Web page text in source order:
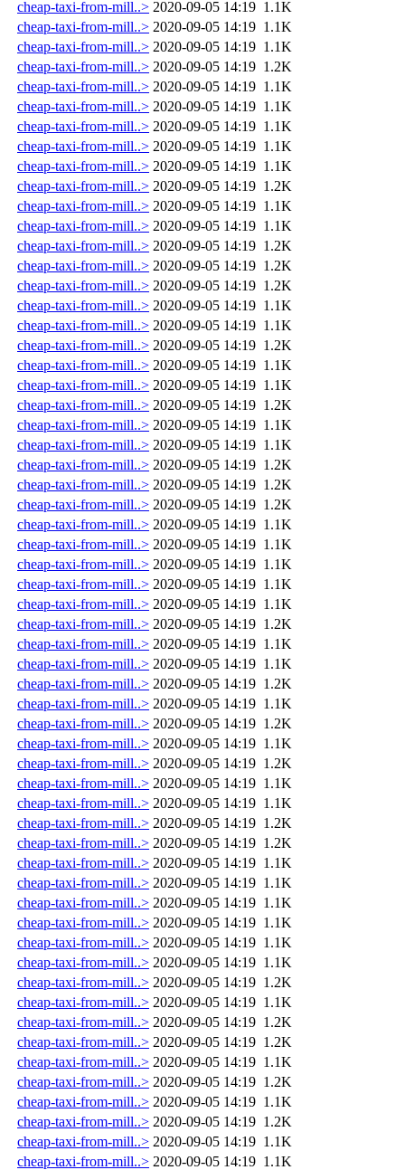
cheap-taxi-from-mill..> 2020-09-05 14:19 1.1K
cheap-taxi-from-mill..> 2020-09-05 14:19 1.1K
cheap-taxi-from-mill..> 2020-09-05 14:19 1.1K
cheap-taxi-from-mill..> 2020-09-05 14:19 1.2K
cheap-taxi-from-mill..> 2020-09-05 14:19 1.1K
cheap-taxi-from-mill..> 2020-09-05 14:19 1.1K
cheap-taxi-from-mill..> 2020-09-05 14:19 1.1K
cheap-taxi-from-mill..> 2020-09-05 14:19 1.1K
cheap-taxi-from-mill..> 2020-09-05 14:19 1.1K
cheap-taxi-from-mill..> 2020-09-05 14:19 1.2K
cheap-taxi-from-mill..> 2020-09-05 14:19 1.1K
cheap-taxi-from-mill..> 2020-09-05 14:19 1.1K
cheap-taxi-from-mill..> 2020-09-05 14:19 1.2K
cheap-taxi-from-mill..> 2020-09-05 14:19 1.2K
cheap-taxi-from-mill..> 2020-09-05 14:19 1.2K
cheap-taxi-from-mill..> 2020-09-05 14:19 1.1K
cheap-taxi-from-mill..> 2020-09-05 14:19 1.1K
cheap-taxi-from-mill..> 2020-09-05 14:19 1.2K
cheap-taxi-from-mill..> 2020-09-05 14:19 1.1K
cheap-taxi-from-mill..> 2020-09-05 14:19 1.1K
cheap-taxi-from-mill..> 2020-09-05 14:19 1.2K
cheap-taxi-from-mill..> 2020-09-05 14:19 1.1K
cheap-taxi-from-mill..> 2020-09-05 14:19 1.1K
cheap-taxi-from-mill..> 2020-09-05 14:19 1.2K
cheap-taxi-from-mill..> 2020-09-05 14:19 1.2K
cheap-taxi-from-mill..> 2020-09-05 14:19 1.2K
cheap-taxi-from-mill..> 2020-09-05 14:19 1.1K
cheap-taxi-from-mill..> 2020-09-05 14:19 1.1K
cheap-taxi-from-mill..> 2020-09-05 14:19 1.1K
cheap-taxi-from-mill..> 2020-09-05 14:19 1.1K
cheap-taxi-from-mill..> 2020-09-05 14:19 1.1K
cheap-taxi-from-mill..> 2020-09-05 14:19 1.2K
cheap-taxi-from-mill..> 2020-09-05 14:19 1.1K
cheap-taxi-from-mill..> 2020-09-05 14:19 1.1K
cheap-taxi-from-mill..> 2020-09-05 14:19 1.2K
cheap-taxi-from-mill..> 2020-09-05 14:19 1.1K
cheap-taxi-from-mill..> 2020-09-05 14:19 1.2K
cheap-taxi-from-mill..> 2020-09-05 14:19 1.1K
cheap-taxi-from-mill..> 2020-09-05 14:19 1.2K
cheap-taxi-from-mill..> 2020-09-05 14:19 1.1K
cheap-taxi-from-mill..> 2020-09-05 14:19 1.1K
cheap-taxi-from-mill..> 2020-09-05 14:19 1.2K
cheap-taxi-from-mill..> 2020-09-05 14:19 1.2K
cheap-taxi-from-mill..> 2020-09-05 14:19 1.1K
cheap-taxi-from-mill..> 2020-09-05 14:19 1.1K
cheap-taxi-from-mill..> 2020-09-05 14:19 1.1K
cheap-taxi-from-mill..> 2020-09-05 14:19 1.1K
cheap-taxi-from-mill..> 2020-09-05 14:19 1.1K
cheap-taxi-from-mill..> 2020-09-05 14:19 1.1K
cheap-taxi-from-mill..> 2020-09-05 14:19 1.2K
cheap-taxi-from-mill..> 2020-09-05 14:19 1.1K
cheap-taxi-from-mill..> 2020-09-05 14:19 1.2K
cheap-taxi-from-mill..> 2020-09-05 14:19 1.2K
cheap-taxi-from-mill..> 2020-09-05 14:19 1.1K
cheap-taxi-from-mill..> 2020-09-05 14:19 1.2K
cheap-taxi-from-mill..> 2020-09-05 14:19 1.1K
cheap-taxi-from-mill..> 2020-09-05 14:19 1.2K
cheap-taxi-from-mill..> 2020-09-05 14:19 1.1K
cheap-taxi-from-mill..> 2020-09-05 14:19 1.1K